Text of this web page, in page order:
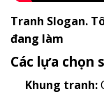
Tranh Slogan.
đang làm
Các lựa chọn
Khung tranh: